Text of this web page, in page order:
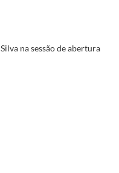
na sessão de abertura